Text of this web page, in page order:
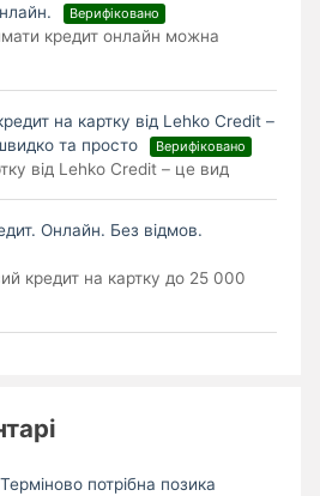
Верифіковано
кредит онлайн можна
на картку від Lehko Сredit –
та просто
Верифіковано
від Lehko Credit – це вид
Онлайн. Без відмов.
кредит на картку до 25 000
Терміново потрібна позика